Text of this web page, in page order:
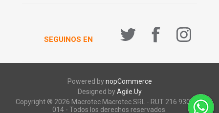
SEGUINOS EN
Powered bynopCommerce
Designed byAgile.Uy
Copyright ® 2026 Macrotec.Macrotec SRL - RUT 216 930 920
014 - Todos los derechos reservados.